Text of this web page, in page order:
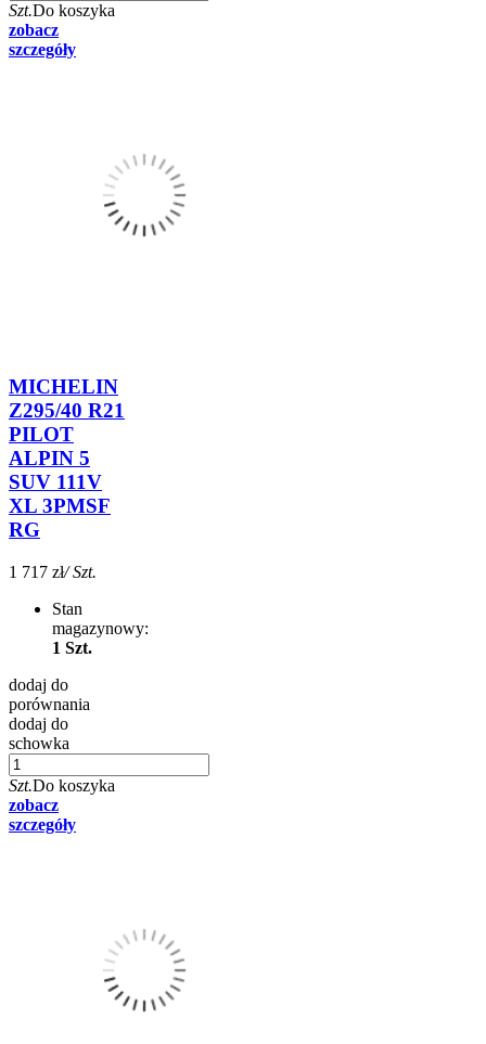
Szt.Do koszyka
zobacz
szczegóły
MICHELIN
Z295/40 R21
PILOT
ALPIN 5
SUV 111V
XL 3PMSF
RG
1 717 zł/ Szt.
Stan
magazynowy:
1 Szt.
dodaj do
porównania
dodaj do
schowka
Szt.Do koszyka
zobacz
szczegóły